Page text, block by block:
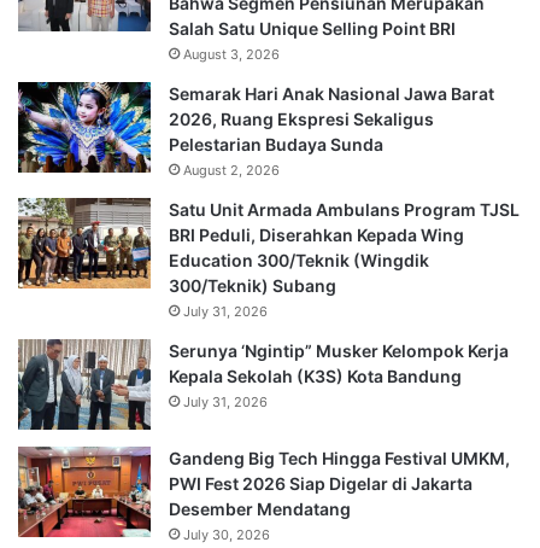
Salah Satu Unique Selling Point BRI
August 3, 2026
Semarak Hari Anak Nasional Jawa Barat
2026, Ruang Ekspresi Sekaligus
Pelestarian Budaya Sunda
August 2, 2026
Satu Unit Armada Ambulans Program TJSL
BRI Peduli, Diserahkan Kepada Wing
Education 300/Teknik (Wingdik
300/Teknik) Subang
July 31, 2026
Serunya ‘Ngintip” Musker Kelompok Kerja
Kepala Sekolah (K3S) Kota Bandung
July 31, 2026
Gandeng Big Tech Hingga Festival UMKM,
PWI Fest 2026 Siap Digelar di Jakarta
Desember Mendatang
July 30, 2026